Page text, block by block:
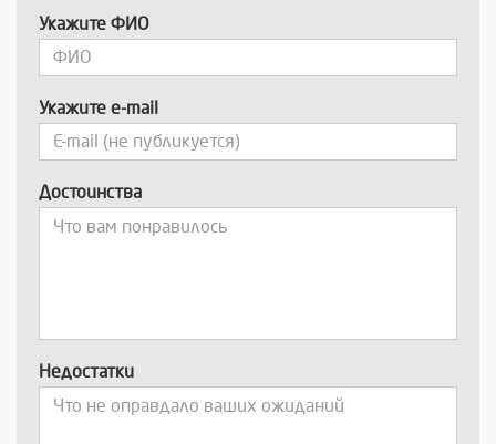
Укажите ФИО
Укажите e-mail
Достоинства
Недостатки